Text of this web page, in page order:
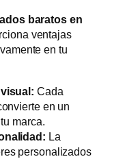
baratos en
ventajas
en tu
Cada
en un
marca.
La
personalizados